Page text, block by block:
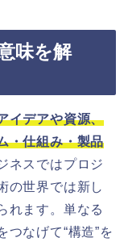
味を解
イデアや資源、
・仕組み・製品
ネスではプロジ
の世界では新し
れます。単なる
なげて“構造”を